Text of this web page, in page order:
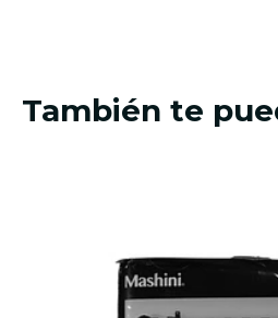
También te